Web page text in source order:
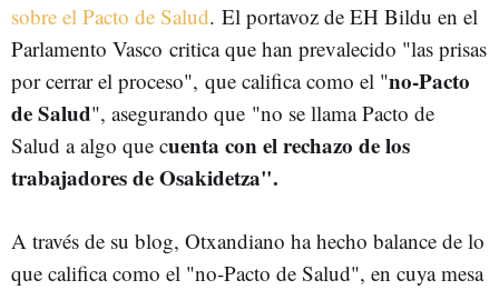
sobre el Pacto de Salud. El portavoz de EH Bildu en el
Parlamento Vasco critica que han prevalecido "las prisas
por cerrar el proceso", que califica como el "no-Pacto
de Salud", asegurando que "no se llama Pacto de
Salud a algo que cuenta con el rechazo de los
trabajadores de Osakidetza".
A través de su blog, Otxandiano ha hecho balance de lo
que califica como el "no-Pacto de Salud", en cuya mesa